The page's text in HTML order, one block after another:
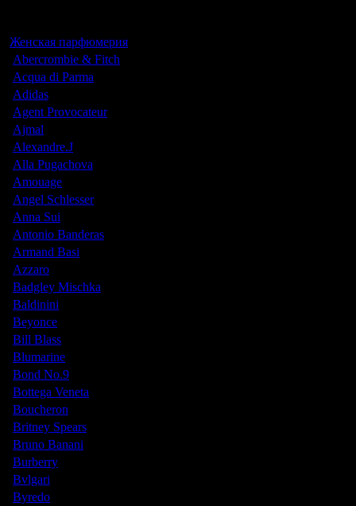
Женская парфюмерия
Abercrombie & Fitch
Acqua di Parma
Adidas
Agent Provocateur
Ajmal
Alexandre.J
Alla Pugachova
Amouage
Angel Schlesser
Anna Sui
Antonio Banderas
Armand Basi
Azzaro
Badgley Mischka
Baldinini
Beyonce
Bill Blass
Blumarine
Bond No.9
Bottega Veneta
Boucheron
Britney Spears
Bruno Banani
Burberry
Bvlgari
Byredo